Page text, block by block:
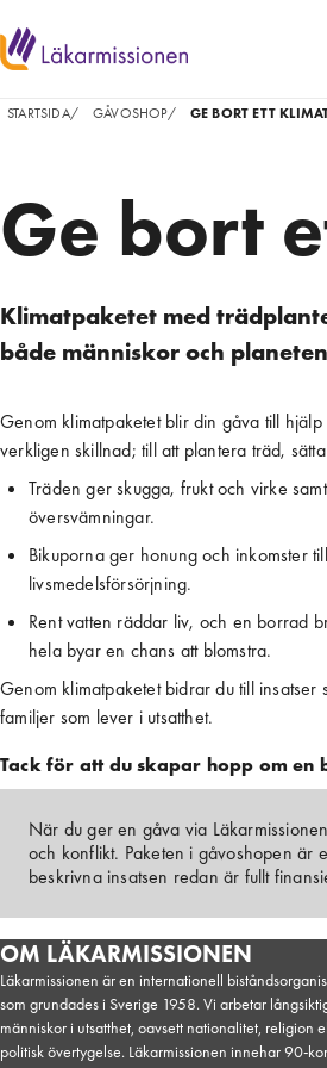
STARTSIDA/ GÅVOSHOP/ GE BORT ETT
Ge bort
Klimatpaketet med
både människor och
Genom klimatpaketet blir din gåva till
verkligen skillnad; till att plantera träd,
Träden ger skugga, frukt och virke
översvämningar.
Bikuporna ger honung och inkomster
livsmedelsförsörjning.
Rent vatten räddar liv, och en borrad
hela byar en chans att blomstra.
Genom klimatpaketet bidrar du till
familjer som lever i utsatthet.
Tack för att du skapar hopp om
När du ger en gåva via
och konflikt. Paketen i gåvoshopen är
beskrivna insatsen redan är fullt
OM LÄKARMISSIONEN
Läkarmissionen är en internationell
som grundades i Sverige 1958. Vi arbetar
människor i utsatthet, oavsett nationalitet, religion
politisk övertygelse. Läkarmissionen innehar 90-